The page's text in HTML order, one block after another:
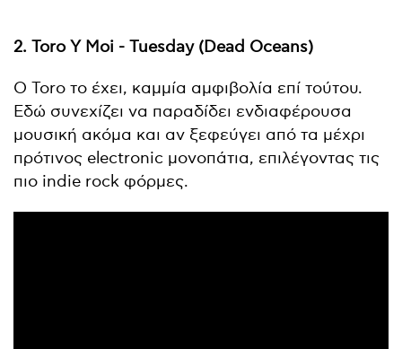
2. Toro Y Moi - Tuesday (Dead Oceans)
O Toro το έχει, καμμία αμφιβολία επί τούτου.
Εδώ συνεχίζει να παραδίδει ενδιαφέρουσα
μουσική ακόμα και αν ξεφεύγει από τα μέχρι
πρότινος electronic μονοπάτια, επιλέγοντας τις
πιο indie rock φόρμες.